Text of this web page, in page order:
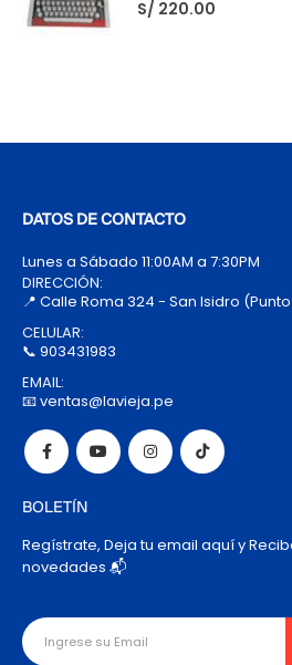
S/ 220.00
DATOS DE CONTACTO
Lunes a Sábado 11:00AM a 7:30PM
DIRECCIÓN:
📍 Calle Roma 324 - San Isidro
CELULAR:
📞 903431983
EMAIL:
📧 ventas@lavieja.pe
BOLETÍN
Regístrate, Deja tu email aquí y
novedades 📬